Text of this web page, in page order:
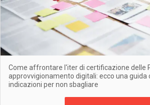
Come affrontare l'iter di certificazione delle
approvvigionamento digitali: ecco una
indicazioni per non sbagliare